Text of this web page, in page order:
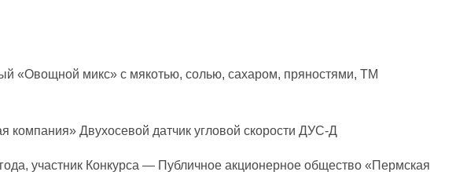
«Овощной микс» с мякотью, солью, сахаром, пряностями, ТМ
компания» Двухосевой датчик угловой скорости ДУС-Д
участник Конкурса — Публичное акционерное общество «Пермская